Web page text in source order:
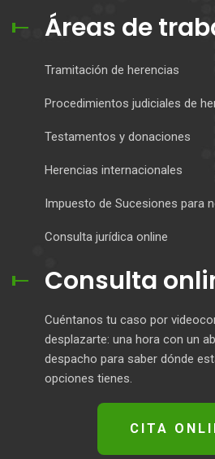
Áreas de
Tramitación de herencias
Procedimientos judiciales de
Testamentos y donaciones
Herencias internacionales
Impuesto de Sucesiones para
Consulta jurídica online
Consulta
Cuéntanos tu caso por
desplazarte: una hora con un
despacho para saber dónde
opciones tienes.
CITA